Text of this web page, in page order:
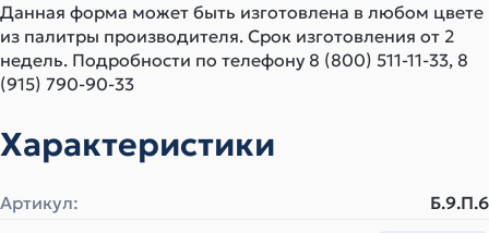
Данная форма может быть изготовлена в любом цвете
из палитры производителя. Срок изготовления от 2
недель. Подробности по телефону 8 (800) 511-11-33, 8
(915) 790-90-33
Характеристики
Артикул:
Б.9.П.6